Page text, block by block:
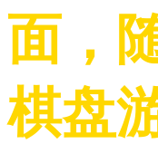
面，
棋盘